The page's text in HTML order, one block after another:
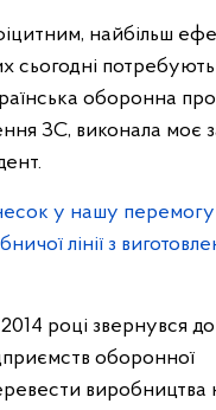
найбільш
сьогодні потребують
оборонна
ЗС, виконала моє
році звернувся до
оборонної
виробництва